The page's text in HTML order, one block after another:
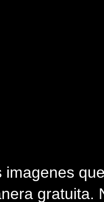
imagenes
gratuita.